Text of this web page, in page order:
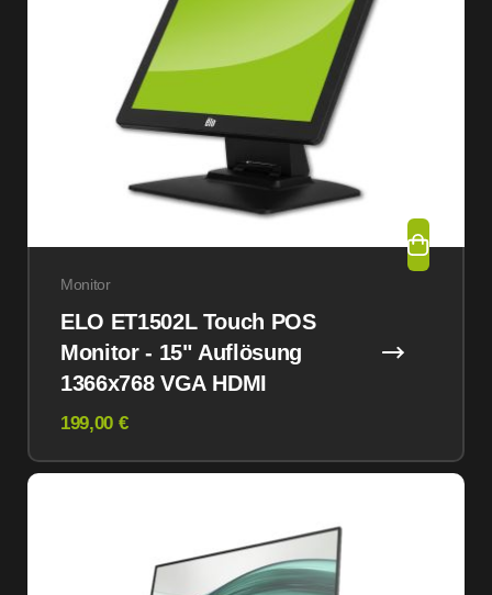
Monitor
ELO ET1502L Touch POS
Monitor - 15" Auflösung
1366x768 VGA HDMI
199,00 €